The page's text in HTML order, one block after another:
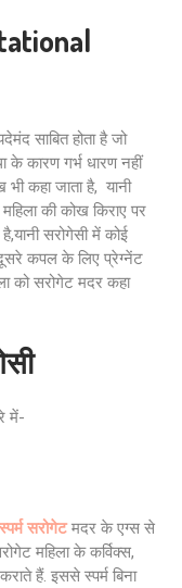
साबित होता है जो
के कारण गर्भ धारण नहीं
कहा जाता है, यानी
की कोख किराए पर
सरोगेसी में कोई
कपल के लिए प्रेग्नेंट
को सरोगेट मदर कहा
में-
स्पर्म सरोगेटमदर के एग्स से
महिला के कर्विक्स,
हैं. इससे स्पर्म बिना